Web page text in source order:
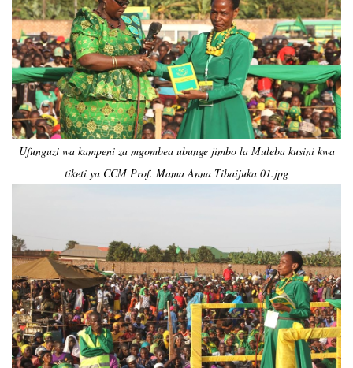
Ufunguzi wa kampeni za mgombea ubunge jimbo la Muleba kusini kwa
tiketi ya CCM Prof. Mama Anna Tibaijuka 01.jpg